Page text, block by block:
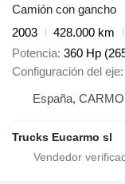
Camión con gancho
2003
428.000 km
Potencia 360 Hp
Configuración del eje
España,
Trucks Eucarmo sl